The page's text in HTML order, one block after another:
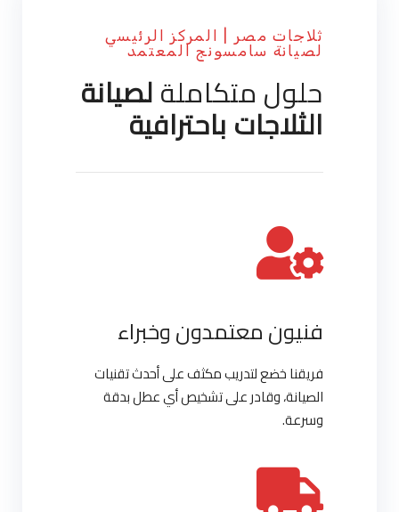
ثلاجات مصر | المركز الرئيسي
لصيانة سامسونج المعتمد
حلول متكاملةلصيانة
الثلاجات باحترافية
فنيون معتمدون وخبراء
فريقنا خضع لتدريب مكثف على أحدث تقنيات
الصيانة، وقادر على تشخيص أي عطل بدقة
وسرعة.